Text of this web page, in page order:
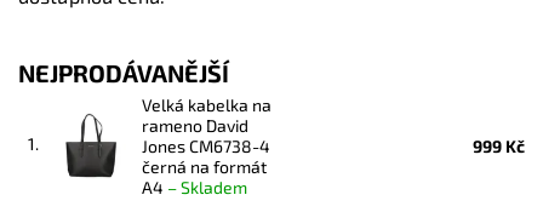
NEJPRODÁVANĚJŠÍ
1.
Velká kabelka na
rameno David
Jones CM6738-4
černá na formát
A4 –Skladem
999 Kč